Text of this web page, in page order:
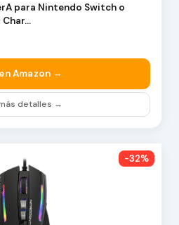
para Nintendo Switch o
Amazon →
detalles →
-32%